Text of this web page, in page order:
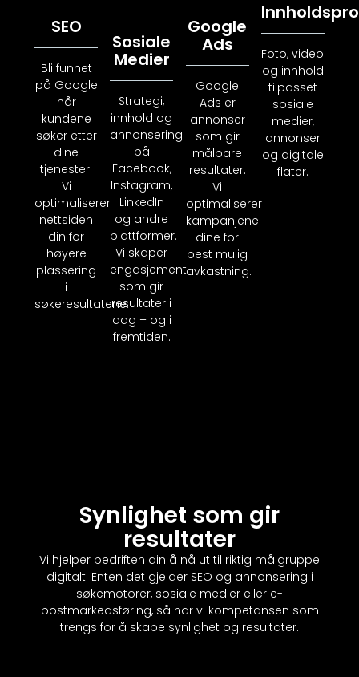
SEO
Bli funnet
på Google
når
kundene
søker etter
dine
tjenester.
Vi
optimaliserer
nettsiden
din for
høyere
plassering
i
søkeresultatene.
Sosiale
Medier
Strategi,
innhold og
annonsering
på
Facebook,
Instagram,
LinkedIn
og andre
plattformer.
Vi skaper
engasjement
som gir
resultater i
dag – og i
fremtiden.
Google
Ads
Google
Ads er
annonser
som gir
målbare
resultater.
Vi
optimaliserer
kampanjene
dine for
best mulig
avkastning.
Foto, video
og innhold
tilpasset
sosiale
medier,
annonser
og digitale
flater.
Synlighet som gir
resultater
Vi hjelper bedriften din å nå ut til riktig målgruppe
digitalt. Enten det gjelder SEO og annonsering i
søkemotorer, sosiale medier eller e-
postmarkedsføring, så har vi kompetansen som
trengs for å skape synlighet og resultater.